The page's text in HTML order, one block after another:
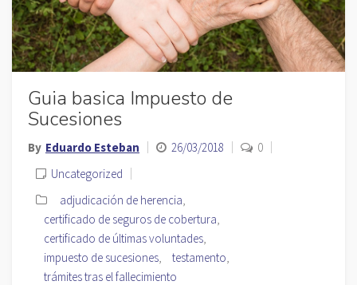
Guia basica Impuesto de
Sucesiones
By Eduardo Esteban 26/03/2018
0
Uncategorized
adjudicación de herencia
certificado de seguros de cobertura
certificado de últimas voluntades
impuesto de sucesiones
testamento
trámites tras el fallecimiento